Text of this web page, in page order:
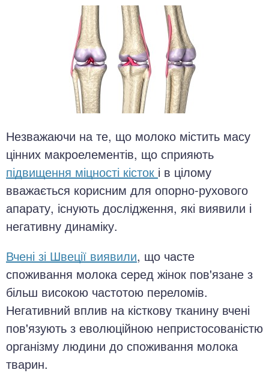
Незважаючи на те, що молоко містить масу
цінних макроелементів, що сприяють
підвищення міцності кісток і в цілому
вважається корисним для опорно-рухового
апарату, існують дослідження, які виявили і
негативну динаміку.
Вчені зі Швеції виявили, що часте
споживання молока серед жінок пов'язане з
більш високою частотою переломів.
Негативний вплив на кісткову тканину вчені
пов'язують з еволюційною непристосованістю
організму людини до споживання молока
тварин.